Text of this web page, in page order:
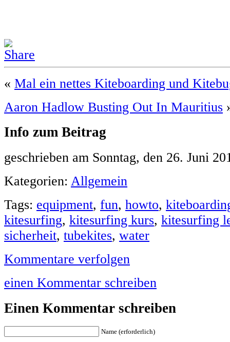
« Mal ein nettes Kiteboarding und
Aaron Hadlow Busting Out In Mauritius
Info zum Beitrag
geschrieben am Sonntag, den 26. Juni
Kategorien: Allgemein
Tags: equipment, fun, howto,
kitesurfing, kitesurfing kurs, kitesurfing
sicherheit, tubekites, water
Kommentare verfolgen
einen Kommentar schreiben
Einen Kommentar schreiben
Name (erforderlich)